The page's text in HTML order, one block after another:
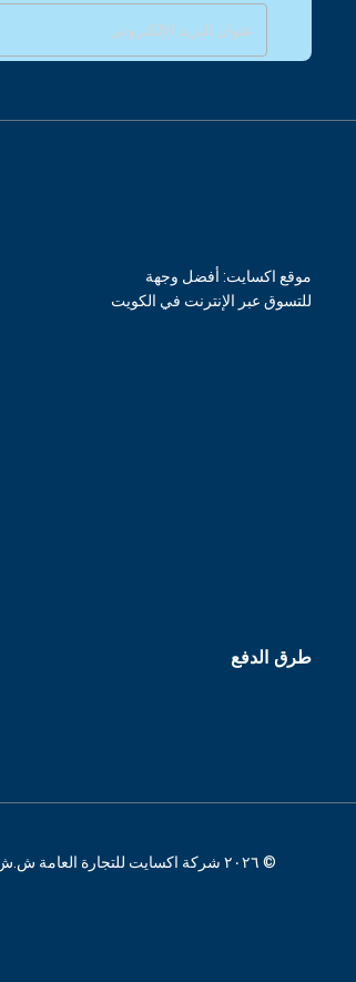
موقع اكسايت: أفضل وجهة
للتسوق عبر الإنترنت في الكويت
طرق الدفع
© ٢٠٢٦ شركة اكسايت للتجارة العامة ش.ش.و